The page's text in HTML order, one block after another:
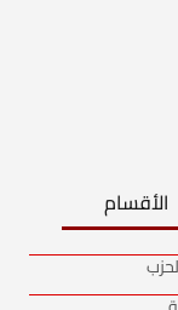
الأقسام